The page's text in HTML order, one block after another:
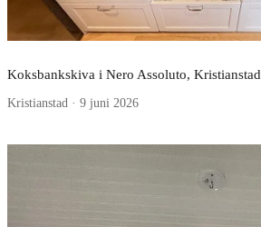
Koksbankskiva i Nero Assoluto, Kristianstad
Kristianstad · 9 juni 2026